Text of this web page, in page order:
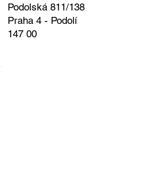
Podolská 811/138
Praha 4 - Podolí
147 00